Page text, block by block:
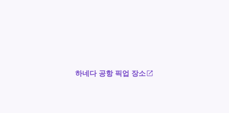
하네다 공항 픽업 장소